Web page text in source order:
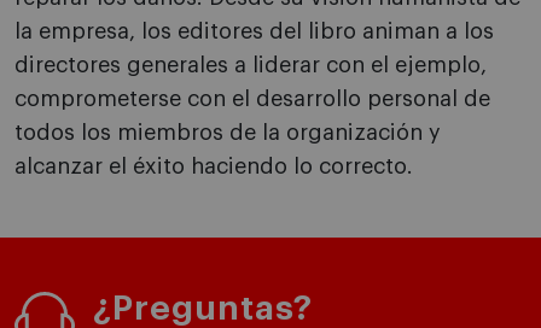
la empresa, los editores del libro animan a los
directores generales a liderar con el ejemplo,
comprometerse con el desarrollo personal de
todos los miembros de la organización y
alcanzar el éxito haciendo lo correcto.
¿Preguntas?